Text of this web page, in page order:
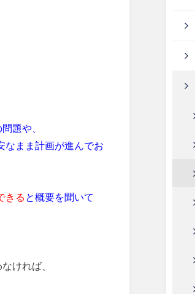
題や、
なまま計画が進んでお
きる と概要を聞いて
ければ、